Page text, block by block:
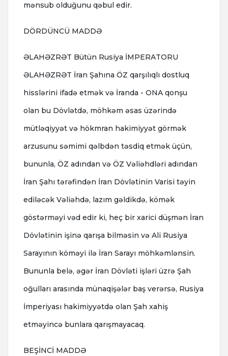
mənsub olduğunu qəbul edir.
DÖRDÜNCÜ MADDƏ
ƏLAHƏZRƏT Bütün Rusiya İMPERATORU
ƏLAHƏZRƏT İran Şahına ÖZ qarşılıqlı dostluq
hisslərini ifadə etmək və İranda - ONA qonşu
olan bu Dövlətdə, möhkəm əsas üzərində
mütləqiyyət və hökmran hakimiyyət görmək
arzusunu səmimi qəlbdən təsdiq etmək üçün,
bununla, ÖZ adından və ÖZ Vəliəhdləri adından
İran Şahı tərəfindən İran Dövlətinin Varisi təyin
ediləcək Vəliəhdə, lazım gəldikdə, kömək
göstərməyi vəd edir ki, heç bir xarici düşmən İran
Dövlətinin işinə qarışa bilməsin və Ali Rusiya
Sarayının köməyi ilə İran Sarayı möhkəmlənsin.
Bununla belə, əgər İran Dövləti işləri üzrə Şah
oğulları arasında münaqişələr baş verərsə, Rusiya
İmperiyası hakimiyyətdə olan Şah xahiş
etməyincə bunlara qarışmayacaq.
BEŞİNCİ MADDƏ